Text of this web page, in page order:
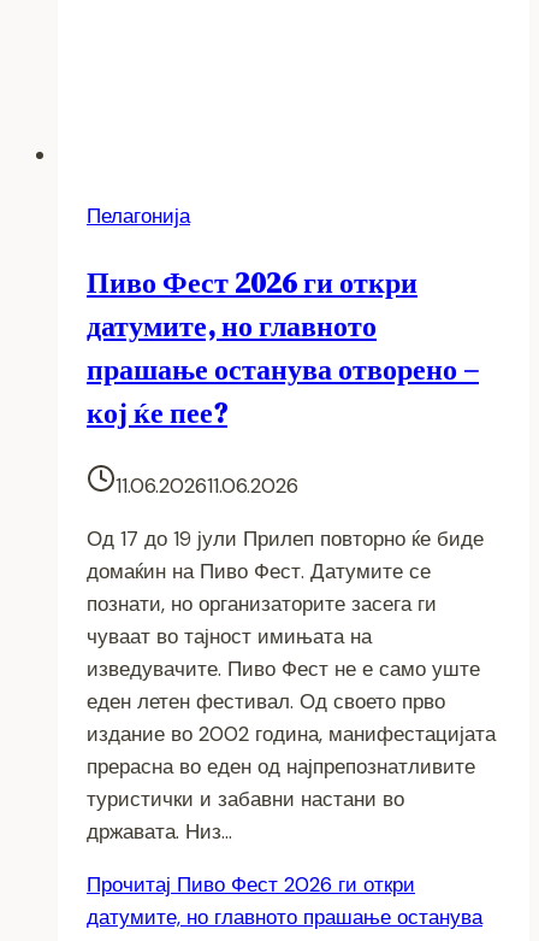
Пелагонија
Пиво Фест 2026 ги откри
датумите, но главното
прашање останува отворено –
кој ќе пее?
11.06.202611.06.2026
Од 17 до 19 јули Прилеп повторно ќе биде
домаќин на Пиво Фест. Датумите се
познати, но организаторите засега ги
чуваат во тајност имињата на
изведувачите. Пиво Фест не е само уште
еден летен фестивал. Од своето прво
издание во 2002 година, манифестацијата
прерасна во еден од најпрепознатливите
туристички и забавни настани во
државата. Низ…
Прочитај Пиво Фест 2026 ги откри
датумите, но главното прашање останува